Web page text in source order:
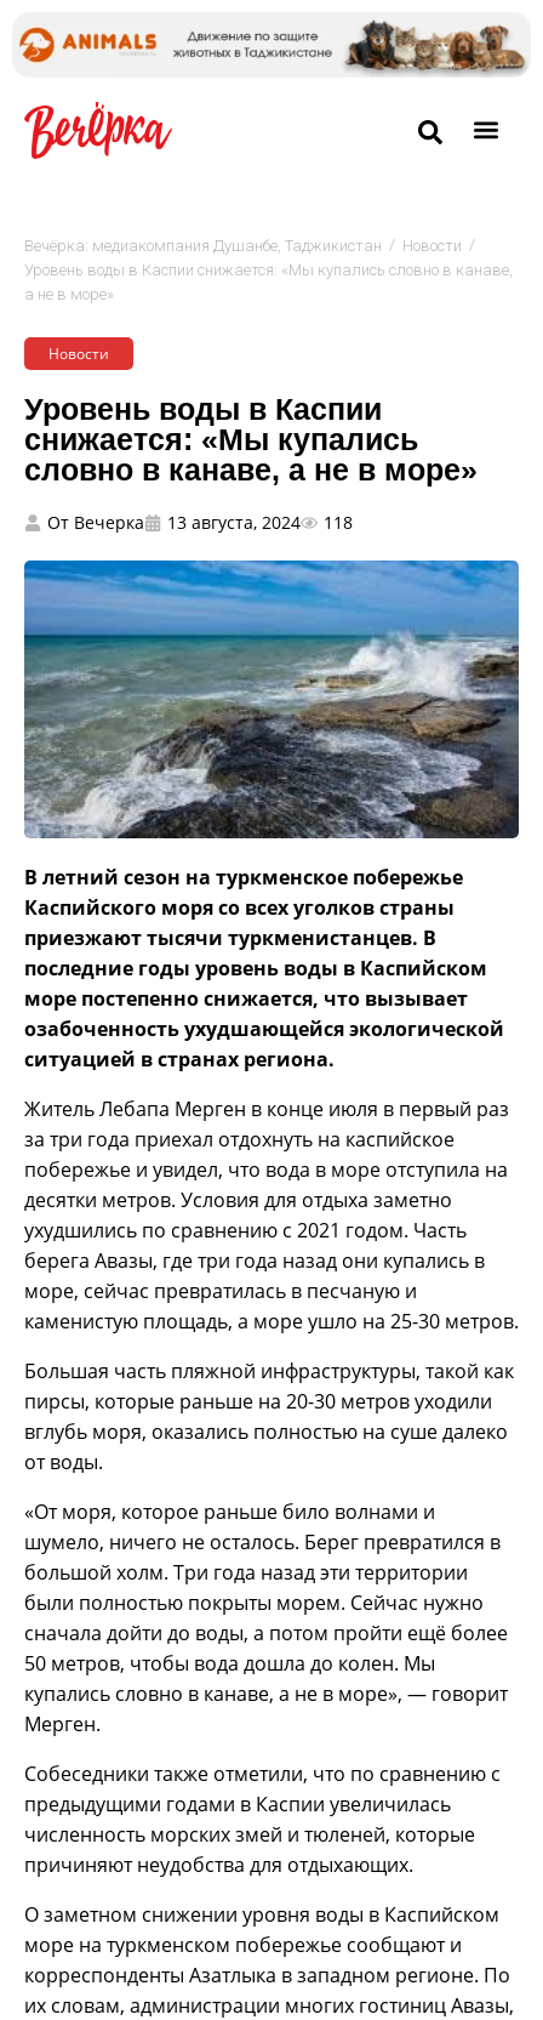
Вечёрка: медиакомпания Душанбе, Таджикистан / Новости /
Уровень воды в Каспии снижается: «Мы купались словно в канаве,
а не в море»
Новости
Уровень воды в Каспии
снижается: «Мы купались
словно в канаве, а не в море»
От Вечерка 13 августа, 2024 118
В летний сезон на туркменское побережье
Каспийского моря со всех уголков страны
приезжают тысячи туркменистанцев. В
последние годы уровень воды в Каспийском
море постепенно снижается, что вызывает
озабоченность ухудшающейся экологической
ситуацией в странах региона.
Житель Лебапа Мерген в конце июля в первый раз
за три года приехал отдохнуть на каспийское
побережье и увидел, что вода в море отступила на
десятки метров. Условия для отдыха заметно
ухудшились по сравнению с 2021 годом. Часть
берега Авазы, где три года назад они купались в
море, сейчас превратилась в песчаную и
каменистую площадь, а море ушло на 25-30 метров.
Большая часть пляжной инфраструктуры, такой как
пирсы, которые раньше на 20-30 метров уходили
вглубь моря, оказались полностью на суше далеко
от воды.
«От моря, которое раньше било волнами и
шумело, ничего не осталось. Берег превратился в
большой холм. Три года назад эти территории
были полностью покрыты морем. Сейчас нужно
сначала дойти до воды, а потом пройти ещё более
50 метров, чтобы вода дошла до колен. Мы
купались словно в канаве, а не в море», — говорит
Мерген.
Собеседники также отметили, что по сравнению с
предыдущими годами в Каспии увеличилась
численность морских змей и тюленей, которые
причиняют неудобства для отдыхающих.
О заметном снижении уровня воды в Каспийском
море на туркменском побережье сообщают и
корреспонденты Азатлыка в западном регионе. По
их словам, администрации многих гостиниц Авазы,